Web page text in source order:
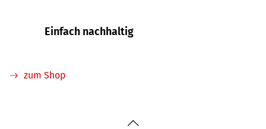
Einfach nachhaltig
zum Shop